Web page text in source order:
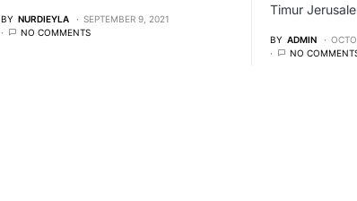
BY NURDIEYLA
SEPTEMBER 9, 2021
NO COMMENTS
Timur
BY ADMIN
NO